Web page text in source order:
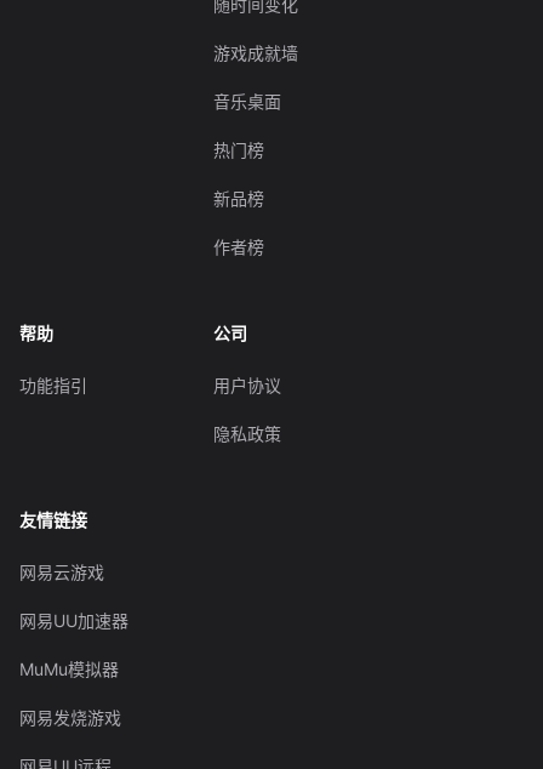
游戏成就墙
音乐桌面
热门榜
新品榜
作者榜
帮助
功能指引
公司
用户协议
隐私政策
友情链接
网易云游戏
网易UU加速器
MuMu模拟器
网易发烧游戏